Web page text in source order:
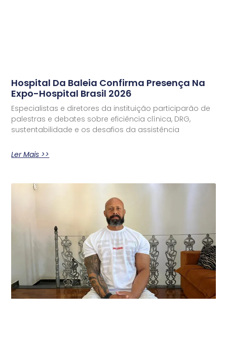
Hospital Da Baleia Confirma Presença Na
Expo-Hospital Brasil 2026
Especialistas e diretores da instituição participarão de
palestras e debates sobre eficiência clínica, DRG,
sustentabilidade e os desafios da assistência
Ler Mais >>